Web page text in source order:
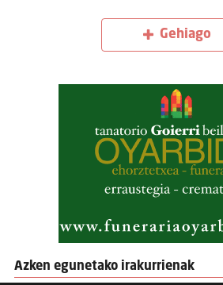
Gehiago
Azken egunetako irakurrienak